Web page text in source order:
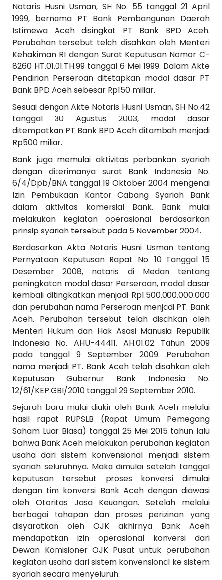
Notaris Husni Usman, SH No. 55 tanggal 21 April
1999, bernama PT Bank Pembangunan Daerah
Istimewa Aceh disingkat PT Bank BPD Aceh.
Perubahan tersebut telah disahkan oleh Menteri
Kehakiman RI dengan Surat Keputusan Nomor C-
8260 HT.01.01.TH.99 tanggal 6 Mei 1999. Dalam Akte
Pendirian Perseroan ditetapkan modal dasar PT
Bank BPD Aceh sebesar Rp150 miliar.
Sesuai dengan Akte Notaris Husni Usman, SH No.42
tanggal 30 Agustus 2003, modal dasar
ditempatkan PT Bank BPD Aceh ditambah menjadi
Rp500 miliar.
Bank juga memulai aktivitas perbankan syariah
dengan diterimanya surat Bank Indonesia No.
6/4/Dpb/BNA tanggal 19 Oktober 2004 mengenai
Izin Pembukaan Kantor Cabang Syariah Bank
dalam aktivitas komersial Bank. Bank mulai
melakukan kegiatan operasional berdasarkan
prinsip syariah tersebut pada 5 November 2004.
Berdasarkan Akta Notaris Husni Usman tentang
Pernyataan Keputusan Rapat No. 10 Tanggal 15
Desember 2008, notaris di Medan tentang
peningkatan modal dasar Perseroan, modal dasar
kembali ditingkatkan menjadi Rp1.500.000.000.000
dan perubahan nama Perseroan menjadi PT. Bank
Aceh. Perubahan tersebut telah disahkan oleh
Menteri Hukum dan Hak Asasi Manusia Republik
Indonesia No. AHU-44411. AH.01.02 Tahun 2009
pada tanggal 9 September 2009. Perubahan
nama menjadi PT. Bank Aceh telah disahkan oleh
Keputusan Gubernur Bank Indonesia No.
12/61/KEP.GBI/2010 tanggal 29 September 2010.
Sejarah baru mulai diukir oleh Bank Aceh melalui
hasil rapat RUPSLB (Rapat Umum Pemegang
Saham Luar Biasa) tanggal 25 Mei 2015 tahun lalu
bahwa Bank Aceh melakukan perubahan kegiatan
usaha dari sistem konvensional menjadi sistem
syariah seluruhnya. Maka dimulai setelah tanggal
keputusan tersebut proses konversi dimulai
dengan tim konversi Bank Aceh dengan diawasi
oleh Otoritas Jasa Keuangan. Setelah melalui
berbagai tahapan dan proses perizinan yang
disyaratkan oleh OJK akhirnya Bank Aceh
mendapatkan izin operasional konversi dari
Dewan Komisioner OJK Pusat untuk perubahan
kegiatan usaha dari sistem konvensional ke sistem
syariah secara menyeluruh.